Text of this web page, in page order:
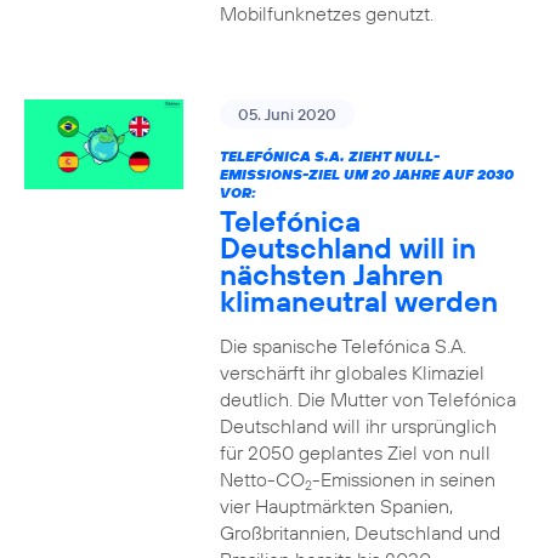
Mobilfunknetzes genutzt.
05. Juni 2020
TELEFÓNICA S.A. ZIEHT NULL-
EMISSIONS-ZIEL UM 20 JAHRE AUF 2030
VOR:
Telefónica
Deutschland will in
nächsten Jahren
klimaneutral werden
Die spanische Telefónica S.A.
verschärft ihr globales Klimaziel
deutlich. Die Mutter von Telefónica
Deutschland will ihr ursprünglich
für 2050 geplantes Ziel von null
Netto-CO2-Emissionen in seinen
vier Hauptmärkten Spanien,
Großbritannien, Deutschland und